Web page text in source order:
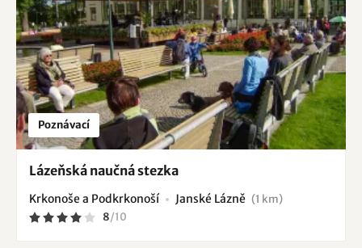
Poznávací
Lázeňská naučná stezka
Krkonoše a Podkrkonoší Janské Lázně (1 km)
8/10